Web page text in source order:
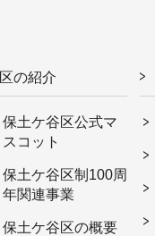
区の紹介
保土ケ谷区公式マ
スコット
保土ケ谷区制100周
年関連事業
保土ケ谷区の概要